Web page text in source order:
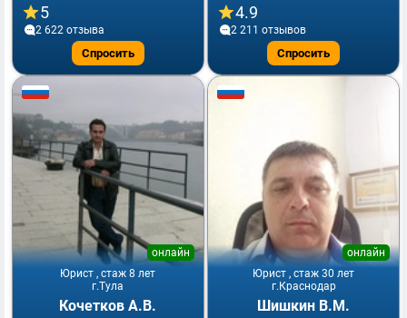
5
2 622 отзывa
Спросить
4.9
2 211 отзывов
Спросить
Юрист , стаж 8 лет
онлайн
г.Тула
Кочетков А.В.
Юрист , стаж 30 лет
онлайн
г.Краснодар
Шишкин В.М.